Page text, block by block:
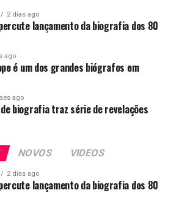
2 dias ago
lançamento da biografia dos 80
ago
é um dos grandes biógrafos em
ago
biografia traz série de revelações
NOVOS VIDEOS
2 dias ago
lançamento da biografia dos 80